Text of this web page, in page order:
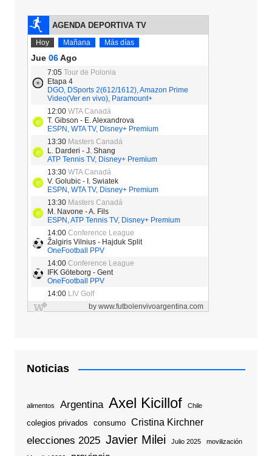
Noticias
alimentos Argentina Axel Kicillof Chile
colegios privados consumo Cristina Kirchner
elecciones 2025 Javier Milei Julio 2025 movilización